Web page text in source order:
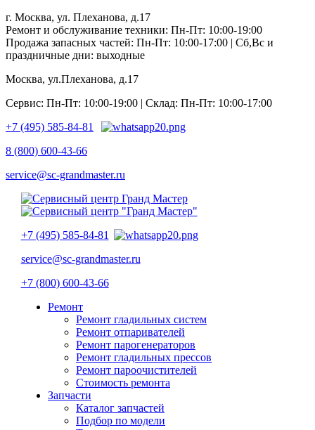
г. Москва, ул. Плеханова, д.17
Ремонт и обслуживание техники: Пн-Пт: 10:00-19:00
Продажа запасных частей: Пн-Пт: 10:00-17:00 | Сб,Вс и
праздничные дни: выходные
Москва, ул.Плеханова, д.17
Сервис: Пн-Пт: 10:00-19:00 | Склад: Пн-Пт: 10:00-17:00
+7 (495) 585-84-81
8 (800) 600-43-66
service@sc-grandmaster.ru
+7 (495) 585-84-81
service@sc-grandmaster.ru
+7 (800) 600-43-66
Ремонт
Ремонт гладильных систем
Ремонт отпаривателей
Ремонт парогенераторов
Ремонт гладильных прессов
Ремонт пароочистителей
Стоимость ремонта
Запчасти
Каталог запчастей
Подбор по модели